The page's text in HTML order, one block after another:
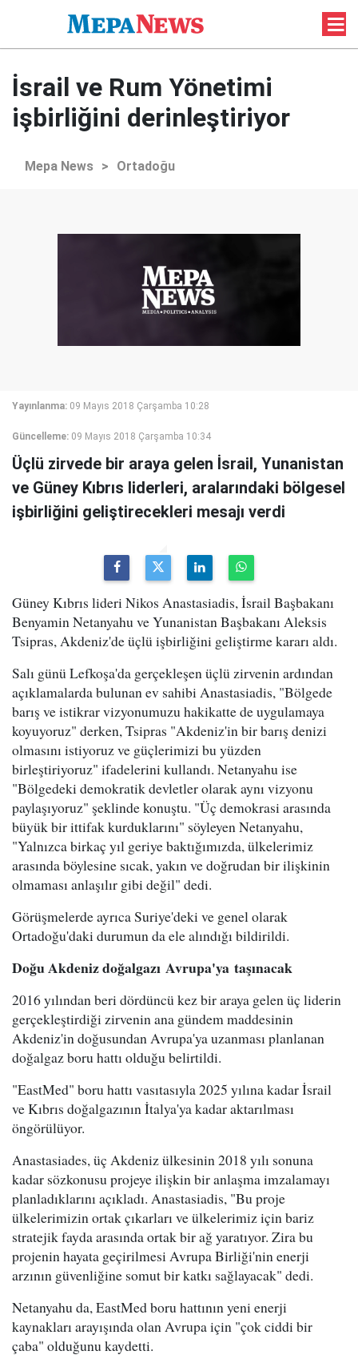
İsrail ve Rum Yönetimi
işbirliğini derinleştiriyor
Mepa News > Ortadoğu
Yayınlanma: 09 Mayıs 2018 Çarşamba 10:28
Güncelleme: 09 Mayıs 2018 Çarşamba 10:34
Üçlü zirvede bir araya gelen İsrail, Yunanistan
ve Güney Kıbrıs liderleri, aralarındaki bölgesel
işbirliğini geliştirecekleri mesajı verdi
Güney Kıbrıs lideri Nikos Anastasiadis, İsrail Başbakanı
Benyamin Netanyahu ve Yunanistan Başbakanı Aleksis
Tsipras, Akdeniz'de üçlü işbirliğini geliştirme kararı aldı.
Salı günü Lefkoşa'da gerçekleşen üçlü zirvenin ardından
açıklamalarda bulunan ev sahibi Anastasiadis, "Bölgede
barış ve istikrar vizyonumuzu hakikatte de uygulamaya
koyuyoruz" derken, Tsipras "Akdeniz'in bir barış denizi
olmasını istiyoruz ve güçlerimizi bu yüzden
birleştiriyoruz" ifadelerini kullandı. Netanyahu ise
"Bölgedeki demokratik devletler olarak aynı vizyonu
paylaşıyoruz" şeklinde konuştu. "Üç demokrasi arasında
büyük bir ittifak kurduklarını" söyleyen Netanyahu,
"Yalnızca birkaç yıl geriye baktığımızda, ülkelerimiz
arasında böylesine sıcak, yakın ve doğrudan bir ilişkinin
olmaması anlaşılır gibi değil" dedi.
Görüşmelerde ayrıca Suriye'deki ve genel olarak
Ortadoğu'daki durumun da ele alındığı bildirildi.
Doğu Akdeniz doğalgazı Avrupa'ya taşınacak
2016 yılından beri dördüncü kez bir araya gelen üç liderin
gerçekleştirdiği zirvenin ana gündem maddesinin
Akdeniz'in doğusundan Avrupa'ya uzanması planlanan
doğalgaz boru hattı olduğu belirtildi.
"EastMed" boru hattı vasıtasıyla 2025 yılına kadar İsrail
ve Kıbrıs doğalgazının İtalya'ya kadar aktarılması
öngörülüyor.
Anastasiades, üç Akdeniz ülkesinin 2018 yılı sonuna
kadar sözkonusu projeye ilişkin bir anlaşma imzalamayı
planladıklarını açıkladı. Anastasiadis, "Bu proje
ülkelerimizin ortak çıkarları ve ülkelerimiz için bariz
stratejik fayda arasında ortak bir ağ yaratıyor. Zira bu
projenin hayata geçirilmesi Avrupa Birliği'nin enerji
arzının güvenliğine somut bir katkı sağlayacak" dedi.
Netanyahu da, EastMed boru hattının yeni enerji
kaynakları arayışında olan Avrupa için "çok ciddi bir
çaba" olduğunu kaydetti.